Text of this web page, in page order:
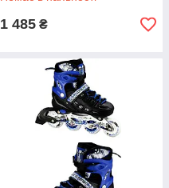
1 485 ₴